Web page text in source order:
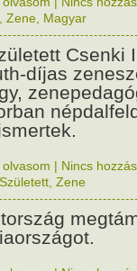
Zene Magyar
Csenki
díjas
| Nincs
Született Zene